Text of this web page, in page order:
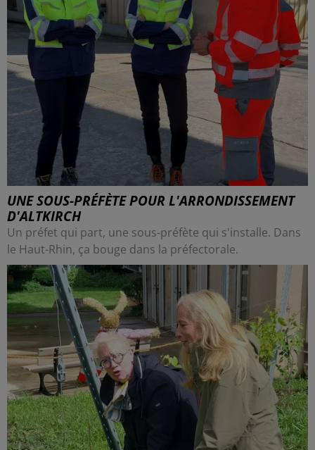
UNE SOUS-PRÉFÈTE POUR L'ARRONDISSEMENT
D'ALTKIRCH
Un préfet qui part, une sous-préfète qui s'installe. Dans
le Haut-Rhin, ça bouge dans la préfectorale.